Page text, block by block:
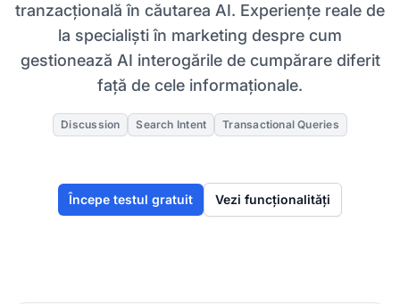
tranzacțională în căutarea AI. Experiențe reale de
la specialiști în marketing despre cum
gestionează AI interogările de cumpărare diferit
față de cele informaționale.
Discussion Search Intent Transactional Queries
Începe testul gratuit Vezi funcționalități